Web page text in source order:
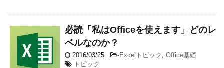
必読「私はOfficeを使えます」どのレ
ベルなのか？
2016/03/25 -Excelトピック , Office基礎
トピック